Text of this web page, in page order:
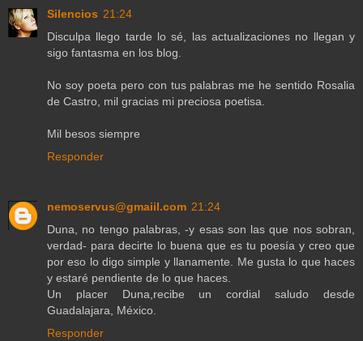
Silencios 21:24
Disculpa llego tarde lo sé, las actualizaciones no llegan y
sigo fantasma en los blog.
No soy poeta pero con tus palabras me he sentido Rosalia
de Castro, mil gracias mi preciosa poetisa.
Mil besos siempre
Responder
nemoservus@gmaiil.com 21:24
Duna, no tengo palabras, -y esas son las que nos sobran,
verdad- para decirte lo buena que es tu poesía y creo que
por eso lo digo simple y llanamente. Me gusta lo que haces
y estaré pendiente de lo que haces.
Un placer Duna,recibe un cordial saludo desde
Guadalajara, México.
Responder